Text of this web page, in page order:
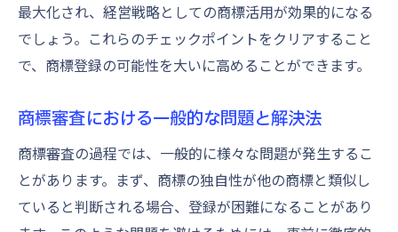
最大化され、経営戦略としての商標活用が効果的になる
でしょう。これらのチェックポイントをクリアすること
で、商標登録の可能性を大いに高めることができます。
商標審査における一般的な問題と解決法
商標審査の過程では、一般的に様々な問題が発生するこ
とがあります。まず、商標の独自性が他の商標と類似し
ていると判断される場合、登録が困難になることがあり